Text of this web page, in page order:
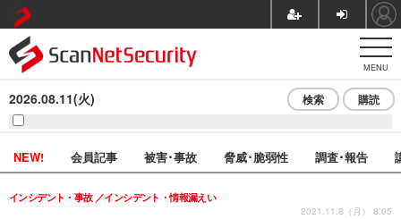
MENU
2026.08.11(火) 検索 購読
NEW! 会員記事 被害･事故 脅威･脆弱性 調査･報告
インシデント・事故 インシデント・情報漏えい
2021.11.8（月） 8:05